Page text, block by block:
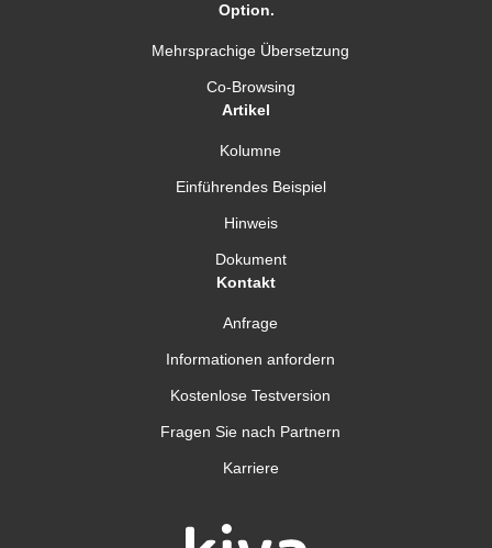
Option.
Mehrsprachige Übersetzung
Co-Browsing
Artikel
Kolumne
Einführendes Beispiel
Hinweis
Dokument
Kontakt
Anfrage
Informationen anfordern
Kostenlose Testversion
Fragen Sie nach Partnern
Karriere